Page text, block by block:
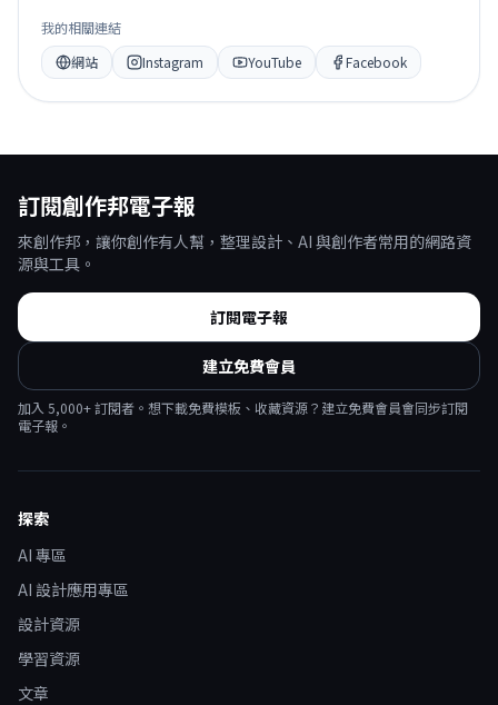
我的相關連結
網站
Instagram YouTube Facebook
訂閱創作邦電子報
來創作邦，讓你創作有人幫，整理設計、AI 與創作者常用的網路資
源與工具。
訂閱電子報
建立免費會員
加入 5,000+ 訂閱者。想下載免費模板、收藏資源？建立免費會員會同步訂閱
電子報。
探索
AI 專區
AI 設計應用專區
設計資源
學習資源
文章